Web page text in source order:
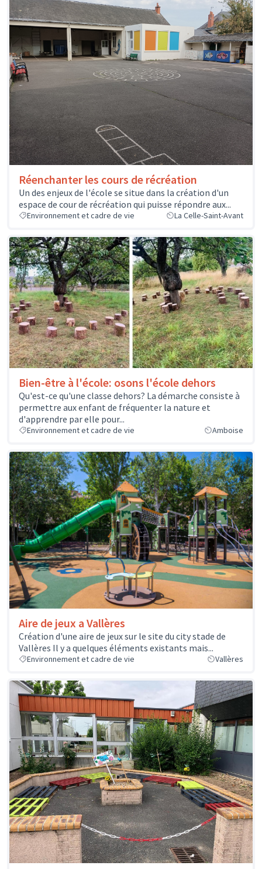
Réenchanter les cours de récréation
Un des enjeux de l'école se situe dans la création d'un
espace de cour de récréation qui puisse répondre aux...
Environnement et cadre de vie La Celle-Saint-Avant
Bien-être à l'école: osons l'école dehors
Qu'est-ce qu'une classe dehors? La démarche consiste à
permettre aux enfant de fréquenter la nature et
d'apprendre par elle pour...
Environnement et cadre de vie Amboise
Aire de jeux a Vallères
Création d'une aire de jeux sur le site du city stade de
Vallères Il y a quelques éléments existants mais...
Environnement et cadre de vie Vallères